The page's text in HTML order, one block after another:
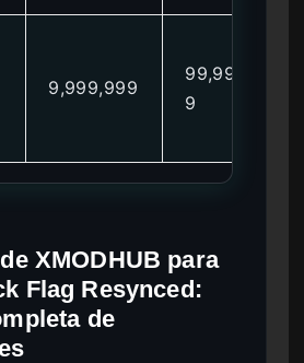
9,999,999
99,999,99
9
XMODHUB para
Flag Resynced:
de